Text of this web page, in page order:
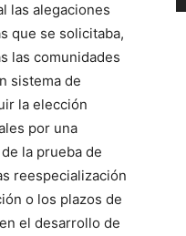
las alegaciones
que se solicitaba,
las comunidades
sistema de
la elección
por una
la prueba de
reespecialización
o los plazos de
el desarrollo de